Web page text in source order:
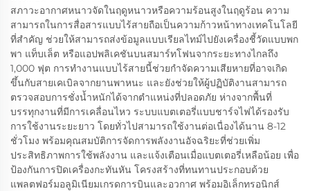
สภาวะอากาศหนาวจัดในฤดูหนาวหรือความร้อนสูงในฤดูร้อน ความ
สามารถในการสื่อสารแบบไร้สายถือเป็นความก้าวหน้าทางเทคโนโลยี
ที่สำคัญ ช่วยให้สามารถส่งข้อมูลแบบเรียลไทม์ไปยังเครื่องชี้วัดแบบพก
พา แท็บเล็ต หรือแอปพลิเคชันบนสมาร์ทโฟนจากระยะทางไกลถึง
1,000 ฟุต การทำงานแบบไร้สายนี้ช่วยกำจัดความเสียหายที่อาจเกิด
ขึ้นกับสายเคเบิลจากยานพาหนะ และยังช่วยให้ผู้ปฏิบัติงานสามารถ
ตรวจสอบการชั่งน้ำหนักได้จากตำแหน่งที่ปลอดภัย ห่างจากพื้นที่
บรรทุกงานที่มีการเคลื่อนไหว ระบบแบตเตอรี่แบบชาร์จไฟได้รองรับ
การใช้งานระยะยาว โดยทั่วไปสามารถใช้งานต่อเนื่องได้นาน 8-12
ชั่วโมง พร้อมคุณสมบัติการจัดการพลังงานอัจฉริยะที่ช่วยเพิ่ม
ประสิทธิภาพการใช้พลังงาน และแจ้งเตือนเมื่อแบตเตอรี่เหลือน้อย เพื่อ
ป้องกันการปิดเครื่องกะทันหัน โครงสร้างที่ทนทานประกอบด้วย
แพลตฟอร์มอลูมิเนียมเกรดการบินและอวกาศ พร้อมอิเล็กทรอนิกส์